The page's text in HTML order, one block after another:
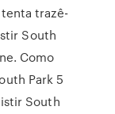
trazê-
South
Como
Park 5
South